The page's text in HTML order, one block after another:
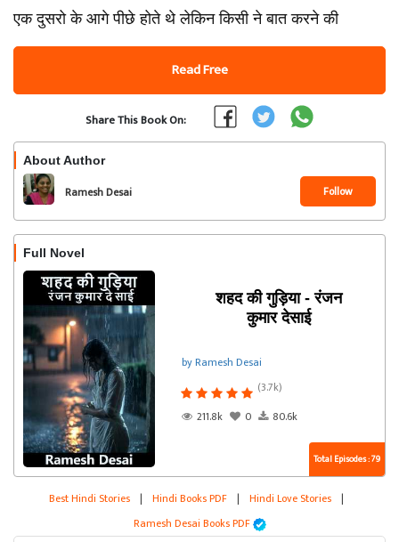
एक दुसरो के आगे पीछे होते थे लेकिन किसी ने बात करने की
Read Free
Share This Book On:
About Author
Ramesh Desai Follow
Full Novel
शहद की गुड़िया - रंजन
कुमार देसाई
by Ramesh Desai
(3.7k)
211.8k
0 80.6k
Total Episodes : 79
Best Hindi Stories | Hindi Books PDF | Hindi Love Stories |
Ramesh Desai Books PDF